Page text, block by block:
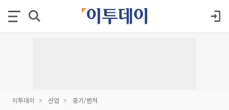
이투데이 산업 중기/벤처